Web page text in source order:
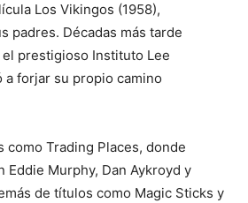
Los Vikingos (1958),
padres. Décadas más tarde
prestigioso Instituto Lee
a forjar su propio camino
como Trading Places, donde
Eddie Murphy, Dan Aykroyd y
de títulos como Magic Sticks y